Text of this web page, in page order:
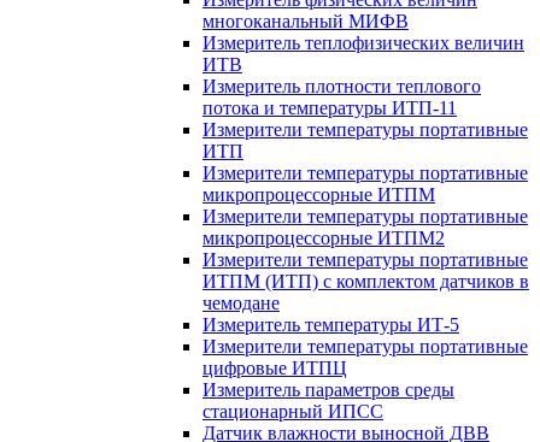
многоканальный МИФВ
Измеритель теплофизических величин
ИТВ
Измеритель плотности теплового
потока и температуры ИТП-11
Измерители температуры портативные
ИТП
Измерители температуры портативные
микропроцессорные ИТПМ
Измерители температуры портативные
микропроцессорные ИТПМ2
Измерители температуры портативные
ИТПМ (ИТП) с комплектом датчиков в
чемодане
Измеритель температуры ИТ-5
Измерители температуры портативные
цифровые ИТПЦ
Измеритель параметров среды
стационарный ИПСС
Датчик влажности выносной ДВВ